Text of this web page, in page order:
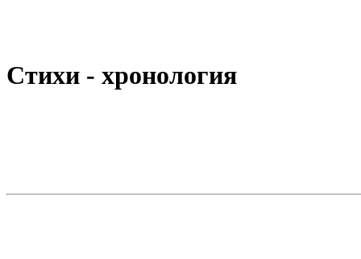
Стихи - хронология